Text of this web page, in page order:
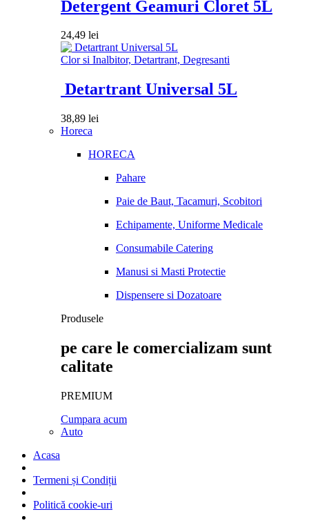
Detergent Geamuri Cloret 5L
24,49 lei
Clor si Inalbitor, Detartrant, Degresanti
Detartrant Universal 5L
38,89 lei
Horeca
HORECA
Pahare
Paie de Baut, Tacamuri, Scobitori
Echipamente, Uniforme Medicale
Consumabile Catering
Manusi si Masti Protectie
Dispensere si Dozatoare
Produsele
pe care le comercializam sunt
calitate
PREMIUM
Cumpara acum
Auto
Acasa
Termeni și Condiții
Politică cookie-uri